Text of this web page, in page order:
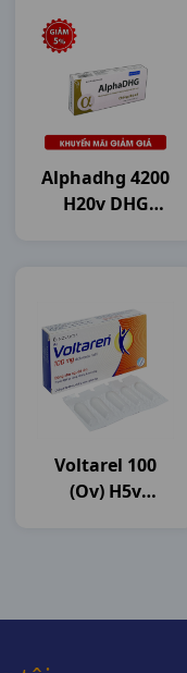
Alphadhg 4200
H20v DHG
Voltarel 100
(ov) H5v